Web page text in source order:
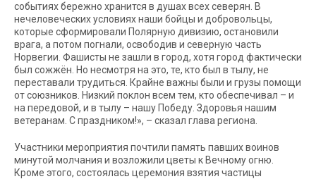
событиях бережно хранится в душах всех северян. В
нечеловеческих условиях наши бойцы и добровольцы,
которые сформировали Полярную дивизию, остановили
врага, а потом погнали, освободив и северную часть
Норвегии. Фашисты не зашли в город, хотя город фактически
был сожжён. Но несмотря на это, те, кто был в тылу, не
переставали трудиться. Крайне важны были и грузы помощи
от союзников. Низкий поклон всем тем, кто обеспечивал – и
на передовой, и в тылу – нашу Победу. Здоровья нашим
ветеранам. С праздником!», – сказал глава региона.
Участники мероприятия почтили память павших воинов
минутой молчания и возложили цветы к Вечному огню.
Кроме этого, состоялась церемония взятия частицы